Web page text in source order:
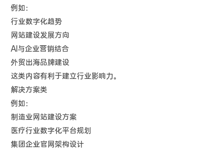
例如：
行业数字化趋势
网站建设发展方向
AI与企业营销结合
外贸出海品牌建设
这类内容有利于建立行业影响力。
解决方案类
例如：
制造业网站建设方案
医疗行业数字化平台规划
集团企业官网架构设计